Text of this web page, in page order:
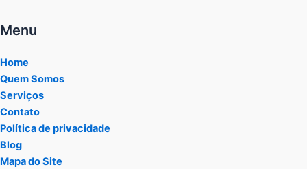
Menu
Home
Quem Somos
Serviços
Contato
Política de privacidade
Blog
Mapa do Site